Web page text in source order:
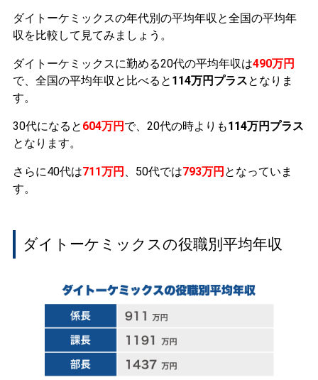
ダイトーケミックスの年代別の平均年収と全国の平均年
収を比較して見てみましょう。
ダイトーケミックスに勤める20代の平均年収は490万円
で、全国の平均年収と比べると 114万円プラスとなりま
す。
30代になると 604万円 で、20代の時よりも114万円プラス
となります。
さらに40代は711万円 、50代では793万円 となっていま
す。
ダイトーケミックスの役職別平均年収